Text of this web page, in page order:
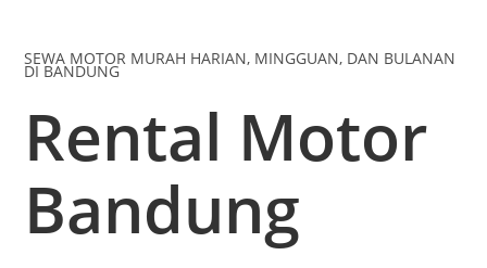
SEWA MOTOR MURAH HARIAN, MINGGUAN, DAN BULANAN
DI BANDUNG
Rental Motor
Bandung